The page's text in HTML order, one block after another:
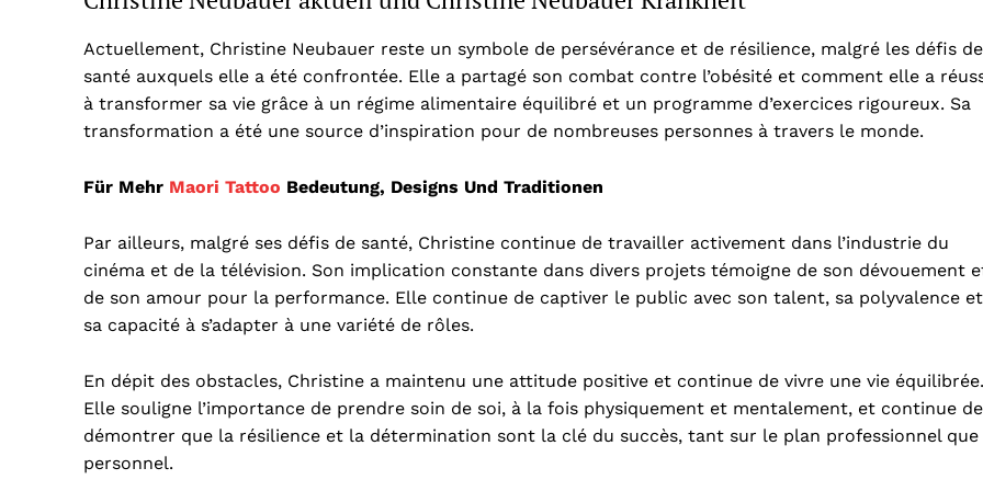
Actuellement, Christine Neubauer reste un symbole de persévérance et de résilience, malgré les défis de
santé auxquels elle a été confrontée. Elle a partagé son combat contre l’obésité et comment elle a
à transformer sa vie grâce à un régime alimentaire équilibré et un programme d’exercices rigoureux. Sa
transformation a été une source d’inspiration pour de nombreuses personnes à travers le monde.
Für Mehr Maori Tattoo Bedeutung, Designs Und Traditionen
Par ailleurs, malgré ses défis de santé, Christine continue de travailler activement dans l’industrie du
cinéma et de la télévision. Son implication constante dans divers projets témoigne de son dévouement
de son amour pour la performance. Elle continue de captiver le public avec son talent, sa polyvalence et
sa capacité à s’adapter à une variété de rôles.
En dépit des obstacles, Christine a maintenu une attitude positive et continue de vivre une vie équilibrée.
Elle souligne l’importance de prendre soin de soi, à la fois physiquement et mentalement, et continue de
démontrer que la résilience et la détermination sont la clé du succès, tant sur le plan professionnel que
personnel.